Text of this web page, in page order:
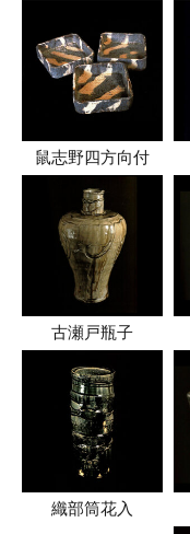
鼠志野四方向付
古瀬戸瓶子
織部筒花入